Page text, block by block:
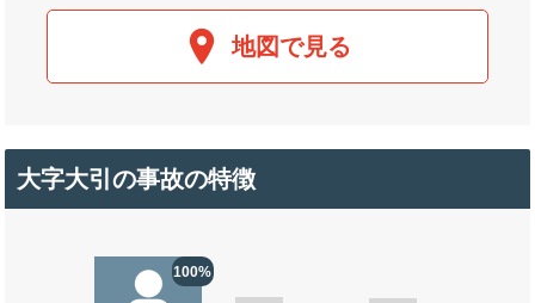
地図で見る
大字大引の事故の特徴
100%